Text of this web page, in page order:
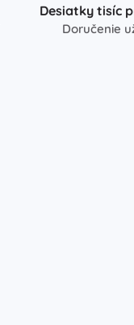
Desiatky tisíc
Doručenie